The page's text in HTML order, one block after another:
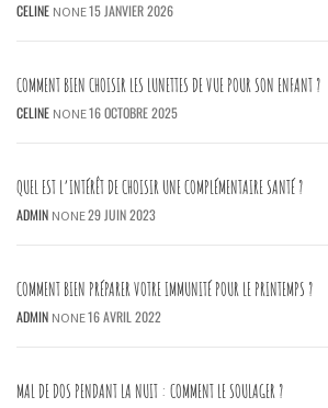
CELINE NONE15 JANVIER 2026
COMMENT BIEN CHOISIR LES LUNETTES DE VUE POUR SON ENFANT ?
CELINE NONE16 OCTOBRE 2025
QUEL EST L’INTÉRÊT DE CHOISIR UNE COMPLÉMENTAIRE SANTÉ ?
ADMIN NONE29 JUIN 2023
COMMENT BIEN PRÉPARER VOTRE IMMUNITÉ POUR LE PRINTEMPS ?
ADMIN NONE16 AVRIL 2022
MAL DE DOS PENDANT LA NUIT : COMMENT LE SOULAGER ?